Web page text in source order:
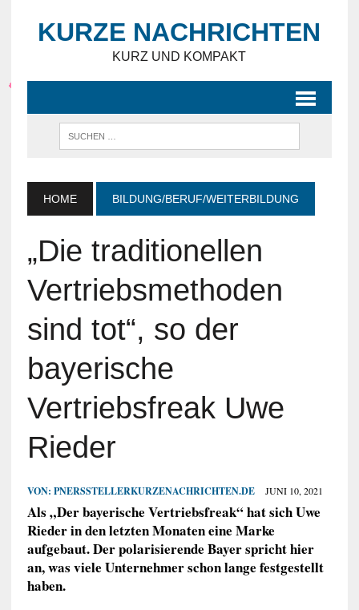
KURZE NACHRICHTEN
KURZ UND KOMPAKT
HOME BILDUNG/BERUF/WEITERBILDUNG
„Die traditionellen
Vertriebsmethoden
sind tot“, so der
bayerische
Vertriebsfreak Uwe
Rieder
VON: PNERSSTELLERKURZENACHRICHTEN.DE JUNI 10, 2021
Als „Der bayerische Vertriebsfreak“ hat sich Uwe
Rieder in den letzten Monaten eine Marke
aufgebaut. Der polarisierende Bayer spricht hier
an, was viele Unternehmer schon lange festgestellt
haben.